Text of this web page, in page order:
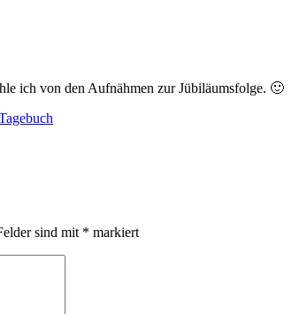
ich von den Aufnähmen zur Jübiläumsfolge. 🙂
sind mit * markiert